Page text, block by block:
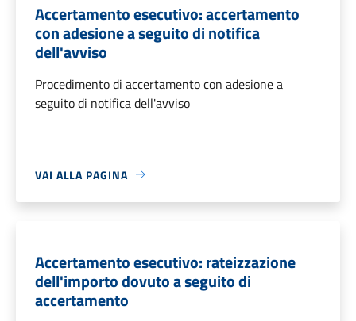
Accertamento esecutivo: accertamento
con adesione a seguito di notifica
dell'avviso
Procedimento di accertamento con adesione a
seguito di notifica dell'avviso
VAI ALLA PAGINA
Accertamento esecutivo: rateizzazione
dell'importo dovuto a seguito di
accertamento